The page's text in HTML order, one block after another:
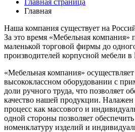
Главная страница
Главная
Наша компания существует на
За это время «Мебельная компания»
маленькой торговой фирмы до
производителей корпусной мебели в
«Мебельная компания»
высококлассном оборудовании с
доли ручного труда, что позволяет
качество нашей продукции.
процесс как массового и
одной стороны позволяет
номенклатуру изделий и